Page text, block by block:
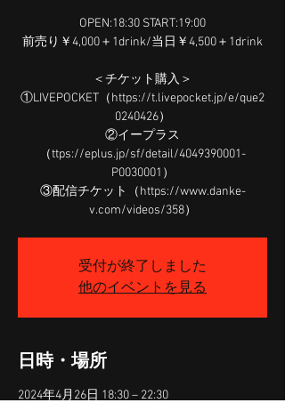
OPEN:18:30 START:19:00
前売り￥4,000＋1drink/当日￥4,500＋1drink
＜チケット購入＞
①LIVEPOCKET（https://t.livepocket.jp/e/que2
0240426）
②イープラス
（ttps://eplus.jp/sf/detail/4049390001-
P0030001）
③配信チケット（https://www.danke-
v.com/videos/358）
受付が終了しました
他のイベントを見る
日時・場所
2024年4月26日 18:30 – 22:30